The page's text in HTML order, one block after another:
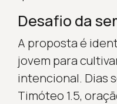
Desafio da
A proposta é
jovem para
intencional. Dias
Timóteo 1.5,